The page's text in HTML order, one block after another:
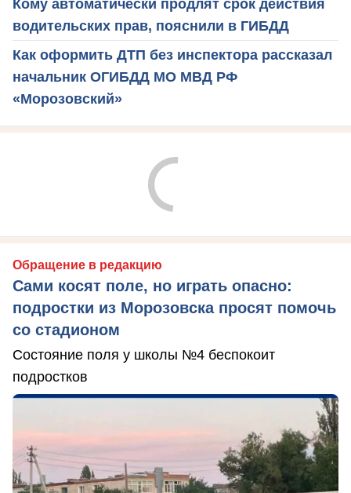
Кому автоматически продлят срок действия
водительских прав, пояснили в ГИБДД
Как оформить ДТП без инспектора рассказал
начальник ОГИБДД МО МВД РФ
«Морозовский»
Обращение в редакцию
Сами косят поле, но играть опасно:
подростки из Морозовска просят помочь
со стадионом
Состояние поля у школы №4 беспокоит
подростков